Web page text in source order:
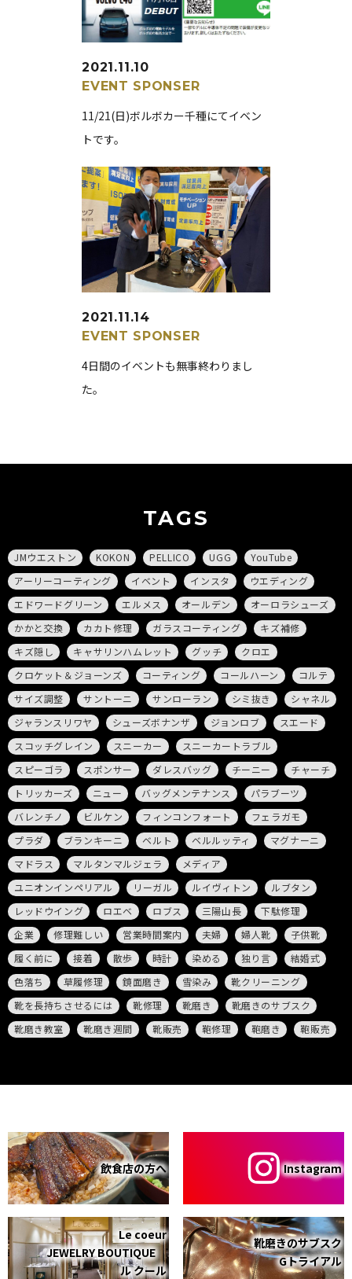
2021.11.10
EVENT SPONSER
11/21(日)ボルボカー千種にてイベン
トです。
2021.11.14
EVENT SPONSER
4日間のイベントも無事終わりまし
た。
TAGS
JMウエストン KOKON PELLICO UGG
YouTube
アーリーコーティング
イベント インスタ
ウエディング
エドワードグリーン
エルメス オールデン
オーロラシューズ
かかと交換
カカト修理 ガラスコーティング
キズ補修
キズ隠し
キャサリンハムレット グッチ
クロエ
クロケット＆ジョーンズ
コーティング コールハーン
コルテ
サイズ調整
サントーニ サンローラン シミ抜き
シャネル
ジャランスリワヤ
シューズボナンザ ジョンロブ
スエード
スコッチグレイン
スニーカー
スニーカートラブル
スピーゴラ
スポンサー ダレスバッグ チーニー
チャーチ
トリッカーズ
ニュー バッグメンテナンス
パラブーツ
バレンチノ
ビルケン フィンコンフォート
フェラガモ
プラダ
ブランキーニ ベルト ベルルッティ
マグナーニ
マドラス
マルタンマルジェラ
メディア
ユニオンインペリアル
リーガル ルイヴィトン
ルブタン
レッドウイング
ロエベ ロブス 三陽山長
下駄修理
企業
修理難しい 営業時間案内 夫婦 婦人靴
子供靴
履く前に
接着 散歩 時計 染める 独り言
結婚式
色落ち
草履修理 鏡面磨き 雪染み
靴クリーニング
靴を長持ちさせるには
靴修理 靴磨き
靴磨きのサブスク
靴磨き教室
靴磨き週間 靴販売 鞄修理 鞄磨き 鞄販売
飲食店の方へ Instagram
Le coeur
JEWELRY BOUTIQUE
ル クール
靴磨きのサブスク
Gトライアル